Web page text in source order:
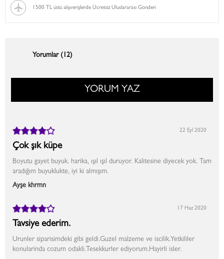
1500 TL üstü alışverişlerde Ücretsiz Uluslararası Gönderi
Yorumlar (12)
YORUM YAZ
Çok şık küpe
Boyutu gayet buyuk. harika, ışıl ışıl duruyor. Kalitesine diyecek yok. Tam
aradığım buyuklukte, iyi ki almışım.
Ayşe khrmn
22 Eyl 2020
Tavsiye ederim.
Urunler siparisimdeki gibi geldi.Guzel malzeme ve iscilik.Yetkililer
konularinda cozum odakli.Tesekkurler ediyorum.Hayirli isler.
17 Haz 2020